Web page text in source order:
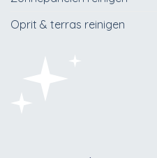
Oprit & terras reinigen